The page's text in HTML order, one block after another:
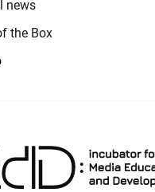
news
the Box